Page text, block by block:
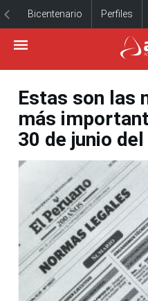
Bicentenario Perfiles
Estas son las
más
30 de junio